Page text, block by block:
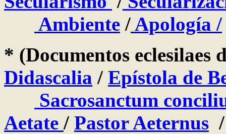
Ambiente /Apología /
* (Documentos eclesilaes
Didascalia / Epístola de
Sacrosanctum
Aetate / Pastor Aeternus